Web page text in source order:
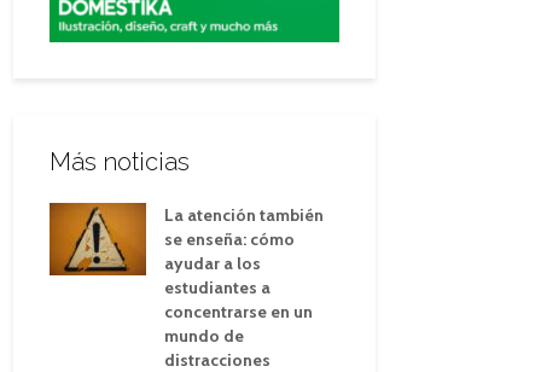
Más noticias
La atención también
se enseña: cómo
ayudar a los
estudiantes a
concentrarse en un
mundo de
distracciones